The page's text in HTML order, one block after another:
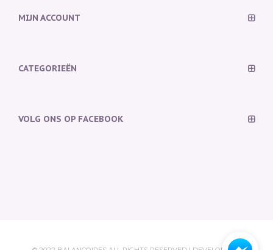
MIJN ACCOUNT
CATEGORIEËN
VOLG ONS OP FACEBOOK